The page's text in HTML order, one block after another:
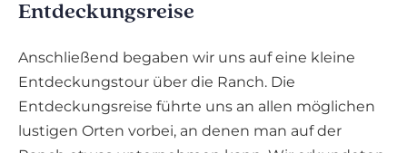
Entdeckungsreise
Anschließend begaben wir uns auf eine kleine
Entdeckungstour über die Ranch. Die
Entdeckungsreise führte uns an allen möglichen
lustigen Orten vorbei, an denen man auf der